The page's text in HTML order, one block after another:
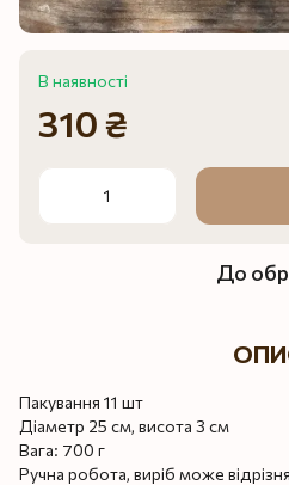
В наявності
310 ₴
До
Пакування 11 шт
Діаметр 25 см, висота 3 см
Вага: 700 г
Ручна робота, виріб може